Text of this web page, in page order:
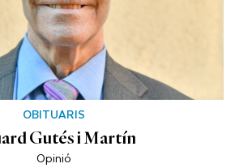
OBITUARIS
Gutés i Martín
Opinió